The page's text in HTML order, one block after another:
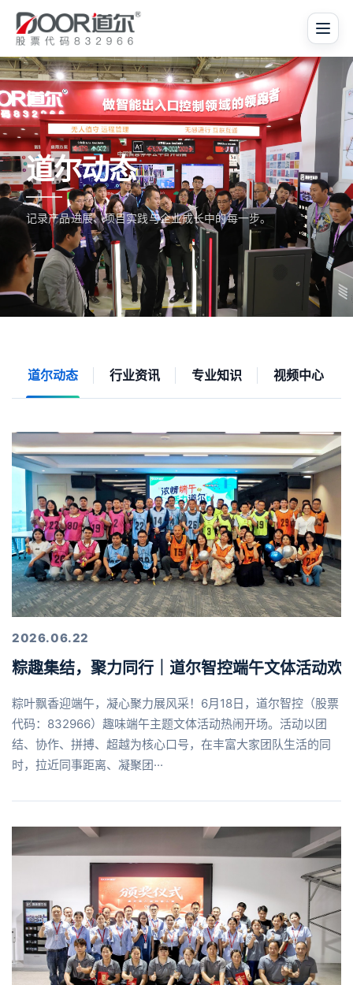
道尔动态
记录产品进展、项目实践与企业成长中的每一步。
道尔动态 行业资讯 专业知识 视频中心
2026.06.22
粽趣集结，聚力同行｜道尔智控端午文体活动欢
粽叶飘香迎端午，凝心聚力展风采！6月18日，道尔智控（股票
代码：832966）趣味端午主题文体活动热闹开场。活动以团
结、协作、拼搏、超越为核心口号，在丰富大家团队生活的同
时，拉近同事距离、凝聚团···